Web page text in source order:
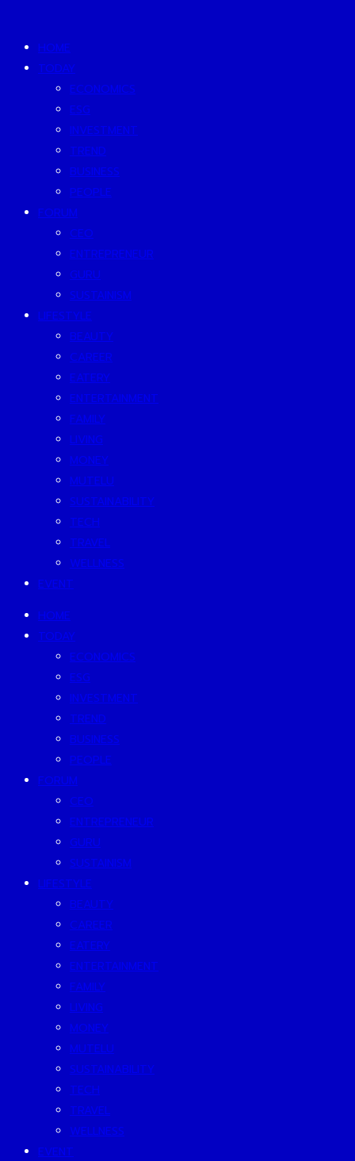
HOME
TODAY
ECONOMICS
ESG
INVESTMENT
TREND
BUSINESS
PEOPLE
FORUM
CEO
ENTREPRENEUR
GURU
SUSTAINISM
LIFESTYLE
BEAUTY
CAREER
EATERY
ENTERTAINMENT
FAMILY
LIVING
MONEY
MUTELU
SUSTAINABILITY
TECH
TRAVEL
WELLNESS
EVENT
HOME
TODAY
ECONOMICS
ESG
INVESTMENT
TREND
BUSINESS
PEOPLE
FORUM
CEO
ENTREPRENEUR
GURU
SUSTAINISM
LIFESTYLE
BEAUTY
CAREER
EATERY
ENTERTAINMENT
FAMILY
LIVING
MONEY
MUTELU
SUSTAINABILITY
TECH
TRAVEL
WELLNESS
EVENT